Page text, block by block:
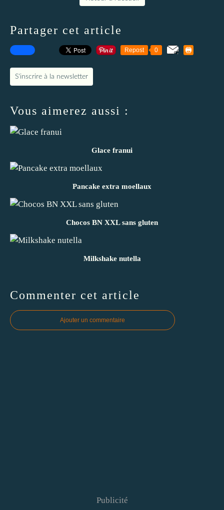
Partager cet article
Repost 0
S'inscrire à la newsletter
Vous aimerez aussi :
Glace franui
Pancake extra moellaux
Chocos BN XXL sans gluten
Milkshake nutella
Commenter cet article
Ajouter un commentaire
Publicité